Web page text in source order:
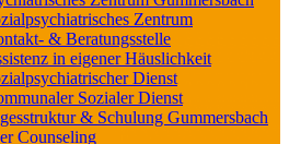
Zentrum
& Beratungsstelle
in eigener Häuslichkeit
Dienst
Sozialer Dienst
& Schulung Gummersbach
Counseling